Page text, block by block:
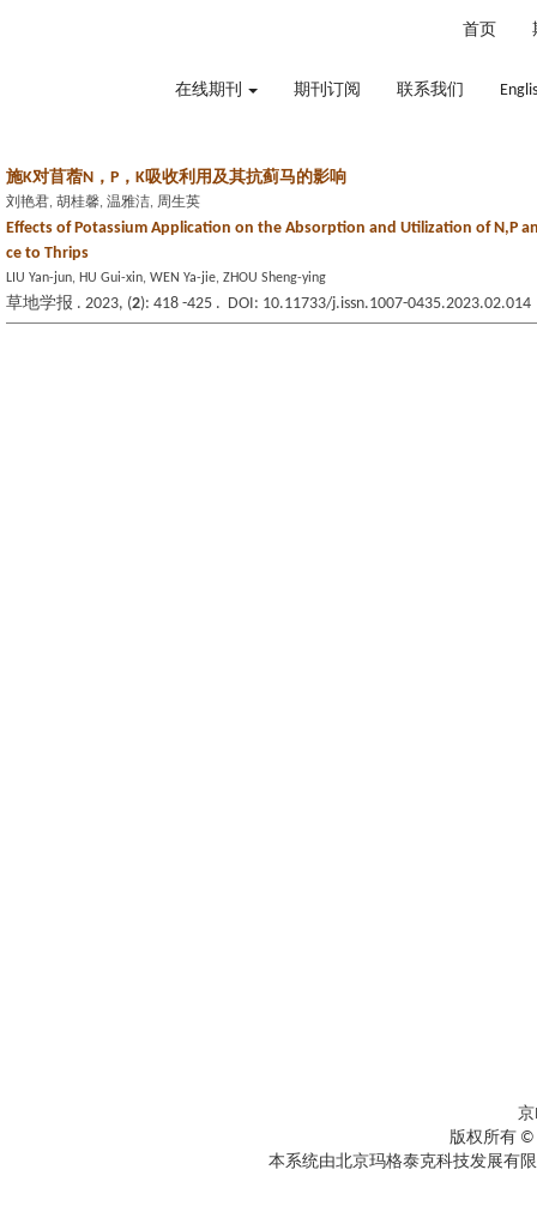
首页
在线期刊 期刊订阅 联系我们
施K对苜蓿N，P，K吸收利用及其抗蓟马的影响
刘艳君, 胡桂馨, 温雅洁, 周生英
Effects of Potassium Application on the Absorption and Utilization of N,P
ce to Thrips
LIU Yan-jun, HU Gui-xin, WEN Ya-jie, ZHOU Sheng-ying
草地学报 . 2023, (2): 418 -425 . DOI: 10.11733/j.issn.1007-0435.2023.02.014
京
版权所有 ©
本系统由北京玛格泰克科技发展有